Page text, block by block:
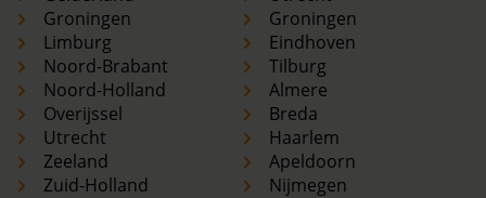
Groningen
Limburg
Noord-Brabant
Noord-Holland
Overijssel
Utrecht
Zeeland
Zuid-Holland
Groningen
Eindhoven
Tilburg
Almere
Breda
Haarlem
Apeldoorn
Nijmegen